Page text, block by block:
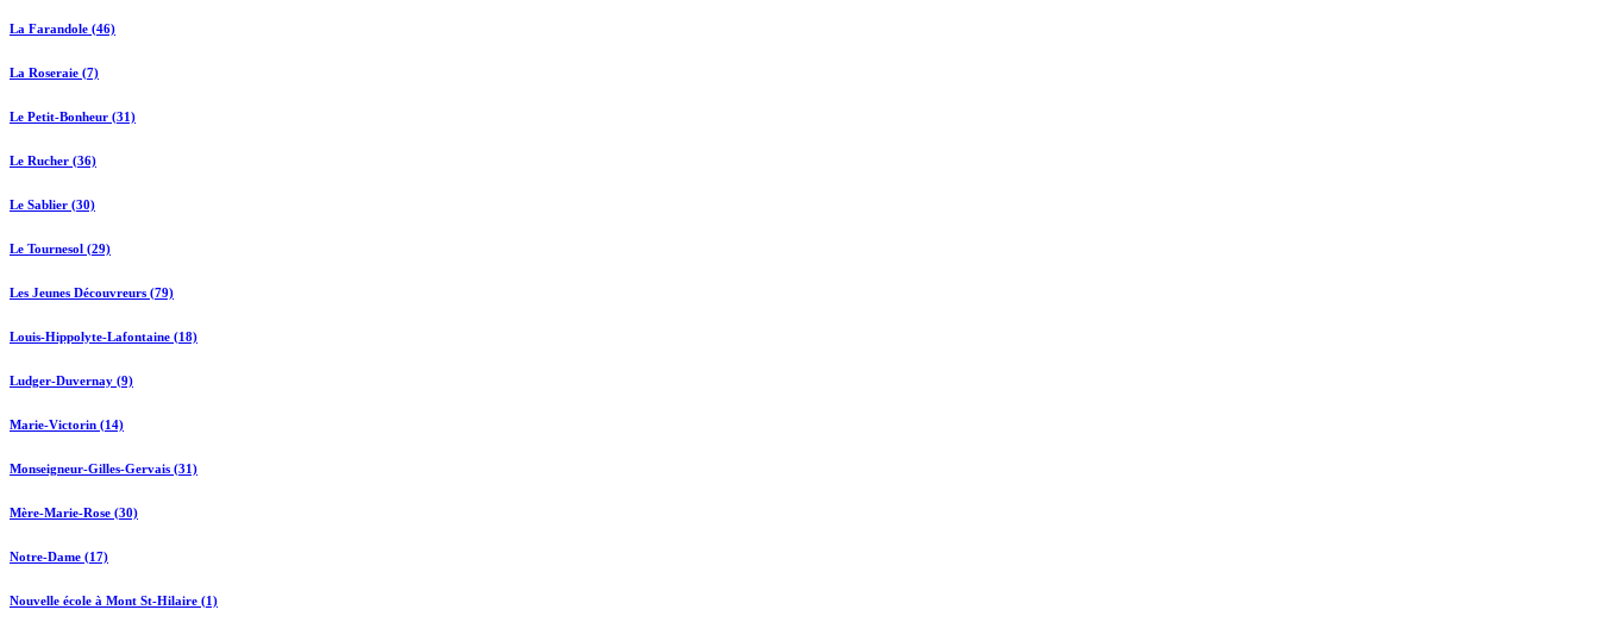
La Farandole (46)
La Roseraie (7)
Le Petit-Bonheur (31)
Le Rucher (36)
Le Sablier (30)
Le Tournesol (29)
Les Jeunes Découvreurs (79)
Louis-Hippolyte-Lafontaine (18)
Ludger-Duvernay (9)
Marie-Victorin (14)
Monseigneur-Gilles-Gervais (31)
Mère-Marie-Rose (30)
Notre-Dame (17)
Nouvelle école à Mont St-Hilaire (1)